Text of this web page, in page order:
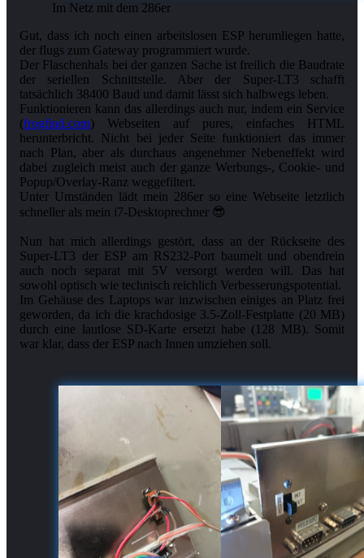
Im Netz mit dem 286er
Gut, dass ich noch einen arbeitslosen ESP herumliegen hatte,
der flugs zum Gateway programmiert wurde.
Der Flaschenhals bei der ganzen Sache ist freilich die Baudrate
der seriellen Schnittstelle. Aber der Super-LT3 schafft
tatsächlich 38400 Baud und damit lässt sich halbwegs leben.
Funktionieren kann das allerdings auch nur, indem ein Service
(frogfind.com) Webseiten auf pures, einfaches HTML
herunterbricht. Nicht bei jeder Seite funktioniert das immer
nach Plan, aber als durchaus angenehmer Nebeneffekt wird
dabei zugleich meist auch der ganze Werbungs-, Cookie- und
Popup/Overlay-Ranz weggefiltert.
Unter Umständen lädt mein 286er so eine Webseite letztlich
Nun hat mich allerdings gestört, dass an der Rückseite des
Super-LT3 der ESP am RS232-Port baumelt und obendrein
auch noch separat mit 5V versorgt werden will. Das hat
sowohl optisch wie technisch reichlich Verbesserungspotential.
Im Gehäuse des Laptops war inzwischen einiges an Platz frei
geworden, da ich die krachdosige 3.5-Zoll-Festplatte (20 MB)
durch eine lautlose SD-Karte ersetzt habe (128 MB). Somit
war klar, dass der ESP nach Innen umziehen soll.